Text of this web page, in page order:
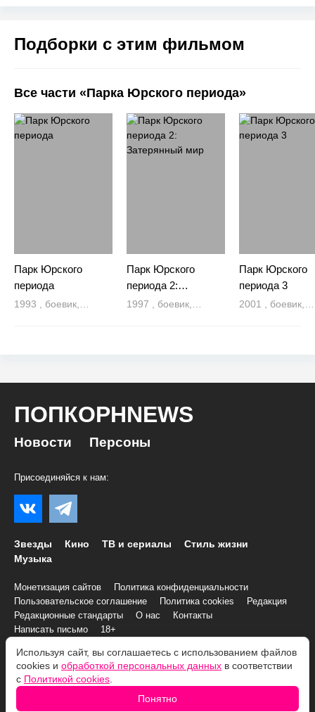
Подборки с этим фильмом
Все части «Парка Юрского периода»
Парк Юрского
периода
1993 , боевик,
Парк Юрского
периода 2:
Затерянный мир
1997 , боевик,
Парк Юрского
периода 3
2001 , боевик,
ПОПКОРНNEWS
Новости Персоны
Присоединяйся к нам:
Звезды Кино ТВ и сериалы
Стиль жизни
Музыка
Монетизация сайтов
Политика конфиденциальности
Пользовательское соглашение
Политика cookies
Редакция
Редакционные стандарты
О нас
Контакты
Написать письмо
18+
© 2007–2026 Все права и материалы принадлежат
«ПОПКОРНNEWS»
При копировании информации необходимо соблюдать
Используя сайт, вы соглашаетесь с использованием файлов
cookies и обработкой персональных данных в соответствии
с Политикой cookies
Понятно